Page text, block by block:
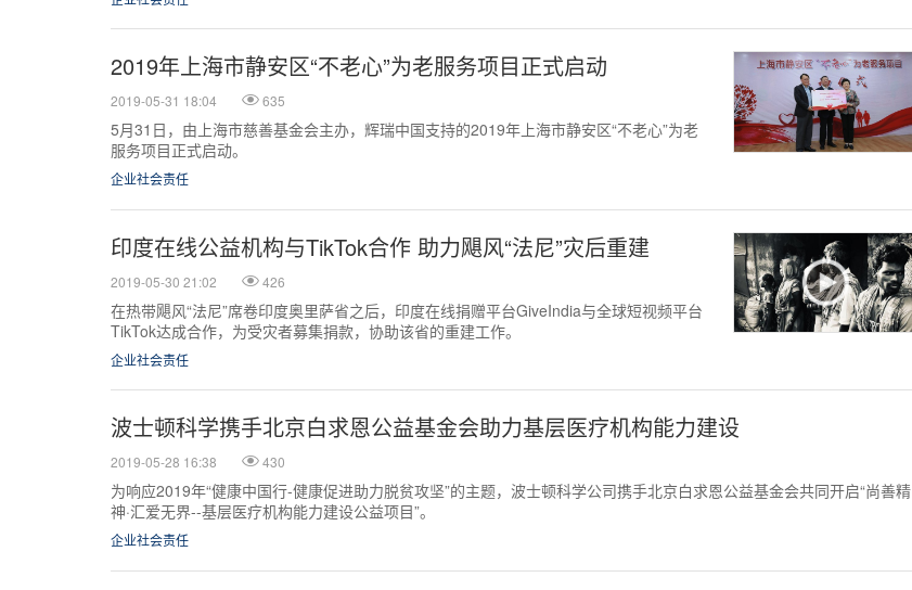
2019年上海市静安区“不老心”为老服务项目正式启动
2019-05-31 18:04 635
5月31日，由上海市慈善基金会主办，辉瑞中国支持的2019年上海市静安区“不老心”为老
服务项目正式启动。
企业社会责任
印度在线公益机构与TikTok合作 助力飓风“法尼”灾后重建
2019-05-30 21:02 426
在热带飓风“法尼”席卷印度奥里萨省之后，印度在线捐赠平台GiveIndia与全球短视频平台
TikTok达成合作，为受灾者募集捐款，协助该省的重建工作。
企业社会责任
波士顿科学携手北京白求恩公益基金会助力基层医疗机构能力建设
2019-05-28 16:38 430
为响应2019年“健康中国行-健康促进助力脱贫攻坚”的主题，波士顿科学公司携手北京白求恩公益基金会共同开启“尚善精
神·汇爱无界--基层医疗机构能力建设公益项目”。
企业社会责任